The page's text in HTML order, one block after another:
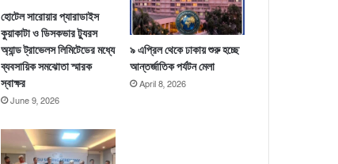
হোটেল সারোয়ার প্যারাডাইস
কুয়াকাটা ও ডিসকভার ট্যুরস
অ্যান্ড ট্রাভেলস লিমিটেডের মধ্যে
ব্যবসায়িক সমঝোতা স্মারক
স্বাক্ষর
June 9, 2026
৯ এপ্রিল থেকে ঢাকায় শুরু হচ্ছে
আন্তর্জাতিক পর্যটন মেলা
April 8, 2026